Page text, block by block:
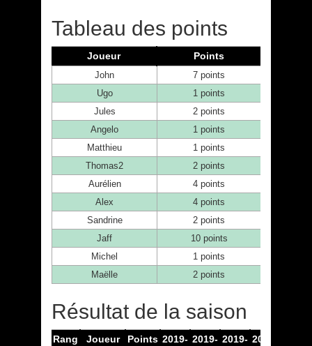
Tableau des points
Joueur Points
John
7 points
Ugo
1 points
Jules
2 points
Angelo
1 points
Matthieu
1 points
Thomas2
2 points
Aurélien
4 points
Alex
4 points
Sandrine
2 points
Jaff
10 points
Michel
1 points
Maëlle
2 points
Résultat de la saison
Rang Joueur Points 2019- 2019- 2019- 2019-